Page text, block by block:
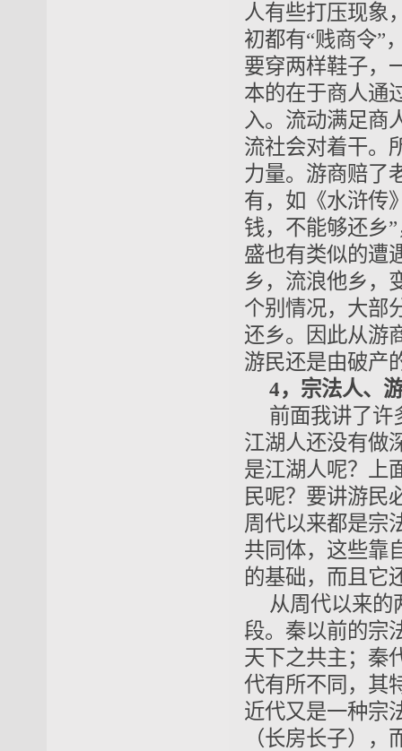
人有些打压现象
初都有“贱商令”
要穿两样鞋子，
本的在于商人通
入。流动满足商
流社会对着干。
力量。游商赔了
有，如《水浒传
钱，不能够还乡
盛也有类似的遭
乡，流浪他乡，
个别情况，大部
还乡。因此从游
游民还是由破产
4，宗法人、
前面我讲了许
江湖人还没有做
是江湖人呢？上
民呢？要讲游民
周代以来都是宗
共同体，这些靠
的基础，而且它
从周代以来的
段。秦以前的宗
天下之共主；秦
代有所不同，其
近代又是一种宗
（长房长子）